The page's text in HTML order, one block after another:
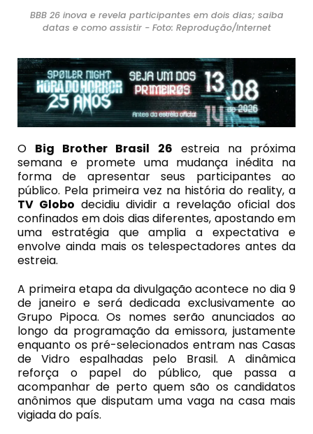
BBB 26 inova e revela participantes em dois dias; saiba
datas e como assistir - Foto: Reprodução/Internet
O Big Brother Brasil 26 estreia na próxima
semana e promete uma mudança inédita na
forma de apresentar seus participantes ao
público. Pela primeira vez na história do reality, a
TV Globo decidiu dividir a revelação oficial dos
confinados em dois dias diferentes, apostando em
uma estratégia que amplia a expectativa e
envolve ainda mais os telespectadores antes da
estreia.
A primeira etapa da divulgação acontece no dia 9
de janeiro e será dedicada exclusivamente ao
Grupo Pipoca. Os nomes serão anunciados ao
longo da programação da emissora, justamente
enquanto os pré-selecionados entram nas Casas
de Vidro espalhadas pelo Brasil. A dinâmica
reforça o papel do público, que passa a
acompanhar de perto quem são os candidatos
anônimos que disputam uma vaga na casa mais
vigiada do país.